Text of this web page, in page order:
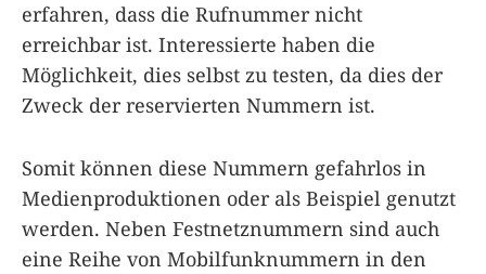
erfahren, dass die Rufnummer nicht
erreichbar ist. Interessierte haben die
Möglichkeit, dies selbst zu testen, da dies der
Zweck der reservierten Nummern ist.
Somit können diese Nummern gefahrlos in
Medienproduktionen oder als Beispiel genutzt
werden. Neben Festnetznummern sind auch
eine Reihe von Mobilfunknummern in den